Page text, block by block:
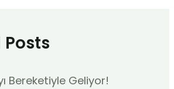
Bereketiyle Geliyor!